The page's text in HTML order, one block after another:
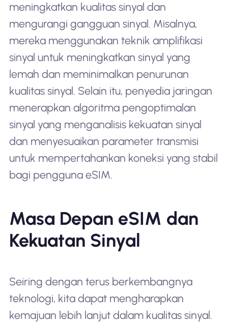
meningkatkan kualitas sinyal dan
mengurangi gangguan sinyal. Misalnya,
mereka menggunakan teknik amplifikasi
sinyal untuk meningkatkan sinyal yang
lemah dan meminimalkan penurunan
kualitas sinyal. Selain itu, penyedia jaringan
menerapkan algoritma pengoptimalan
sinyal yang menganalisis kekuatan sinyal
dan menyesuaikan parameter transmisi
untuk mempertahankan koneksi yang stabil
bagi pengguna eSIM.
Masa Depan eSIM dan
Kekuatan Sinyal
Seiring dengan terus berkembangnya
teknologi, kita dapat mengharapkan
kemajuan lebih lanjut dalam kualitas sinyal.